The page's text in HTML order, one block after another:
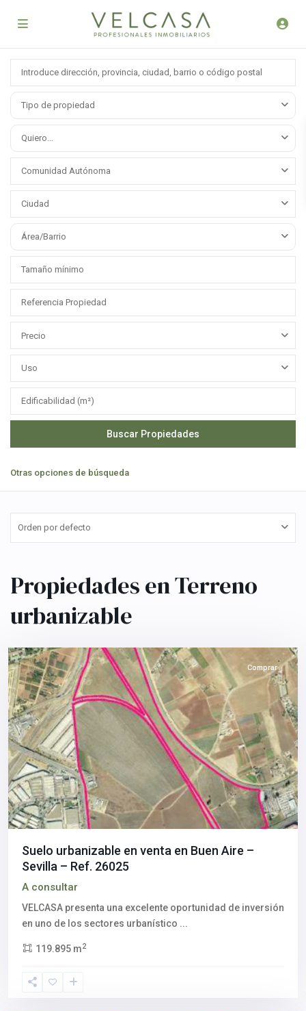
Tipo de propiedad
Quiero...
Comunidad Autónoma
Ciudad
Área/Barrio
Precio
Uso
Otras opciones de búsqueda
Orden por defecto
Propiedades en Terreno
urbanizable
Sevilla
Comprar
Suelo urbanizable en venta en Buen Aire –
Sevilla – Ref. 26025
A consultar
VELCASA presenta una excelente oportunidad de inversión
en uno de los sectores urbanístico ...
119.895 m2
de
Sevilla